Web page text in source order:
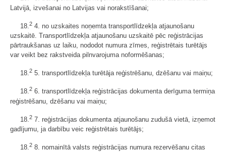
Latvijā, izvešanai no Latvijas vai norakstīšanai;
18. 2 4. no uzskaites noņemta transportlīdzekļa atjaunošanu
uzskaitē. Transportlīdzekļa atjaunošanu uzskaitē pēc reģistrācijas
pārtraukšanas uz laiku, nododot numura zīmes, reģistrētais turētājs
var veikt bez rakstveida pilnvarojuma noformēšanas;
18.2 5. transportlīdzekļa turētāja reģistrēšanu, dzēšanu vai maiņu;
18.2 6. transportlīdzekļa reģistrācijas dokumenta derīguma termiņa
reģistrēšanu, dzēšanu vai maiņu;
18. 2 7. reģistrācijas dokumenta atjaunošanu zudušā vietā, izņemot
gadījumu, ja darbību veic reģistrētais turētājs;
18.2 8. nomainītā valsts reģistrācijas numura rezervēšanu citas